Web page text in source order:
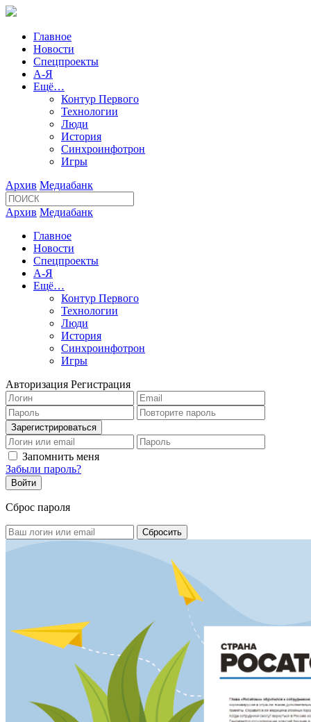
Главное
Новости
Спецпроекты
А-Я
Ещё…
Контур Первого
Технологии
Люди
История
Синхроинфотрон
Игры
Архив Медиабанк
Архив Медиабанк
Главное
Новости
Спецпроекты
А-Я
Ещё…
Контур Первого
Технологии
Люди
История
Синхроинфотрон
Игры
Авторизация Регистрация
Запомнить меня
Забыли пароль?
Сброс пароля